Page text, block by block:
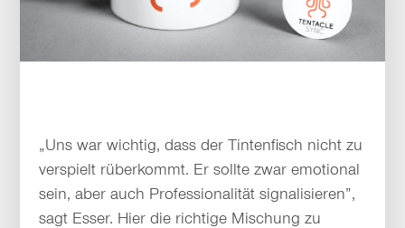
„Uns war wichtig, dass der Tintenfisch nicht zu
verspielt rüberkommt. Er sollte zwar emotional
sein, aber auch Professionalität signalisieren”,
sagt Esser. Hier die richtige Mischung zu